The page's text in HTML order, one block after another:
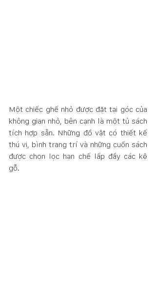
Một chiếc ghế nhỏ được đặt tại góc của
không gian nhỏ, bên cạnh là một tủ sách
tích hợp sẵn. Những đồ vật có thiết kế
thú vị, bình trang trí và những cuốn sách
được chọn lọc hạn chế lấp đầy các kệ
gỗ.